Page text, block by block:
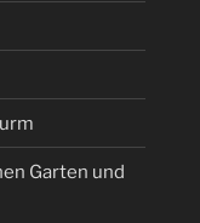
Garten und